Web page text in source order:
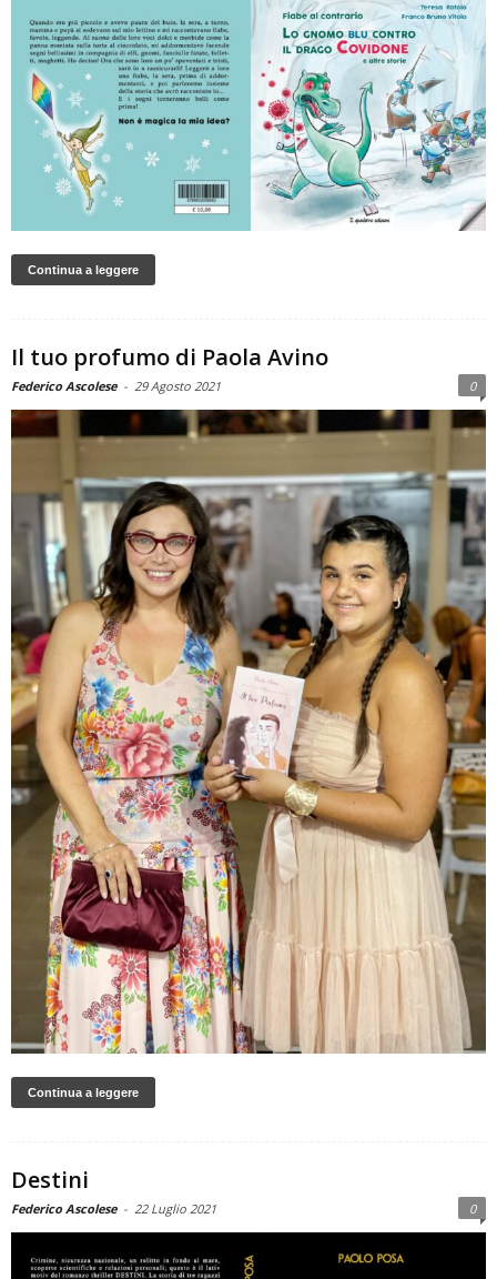
Continua a leggere
Il tuo profumo di Paola Avino
Federico Ascolese - 29 Agosto 2021 0
Continua a leggere
Destini
Federico Ascolese - 22 Luglio 2021 0